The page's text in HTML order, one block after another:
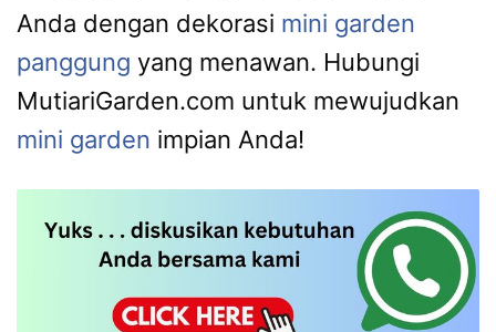
Anda dengan dekorasi mini garden
panggung yang menawan. Hubungi
MutiariGarden.com untuk mewujudkan
mini garden impian Anda!